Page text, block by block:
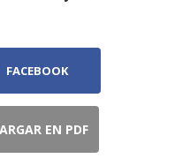
FACEBOOK
EN PDF